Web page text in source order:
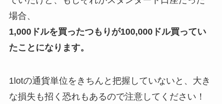
場合、
1,000ドルを買ったつもりが100,000ドル買ってい
たことになります。
1lotの通貨単位をきちんと把握していないと、大き
な損失も招く恐れもあるので注意してください！